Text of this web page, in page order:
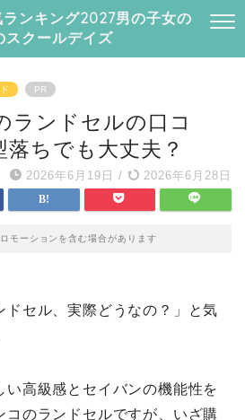
ンキング2027男の子女の
スクールデイズ
PR
ランドセルの口コ
落ちでも大丈夫？
2026年6月19日 / 2026年6月28日
モーションを含む場合があります
ドセル、実際どうなの？」と気
い高級感とセイバンの機能性を
コのランドセルですが、いざ購